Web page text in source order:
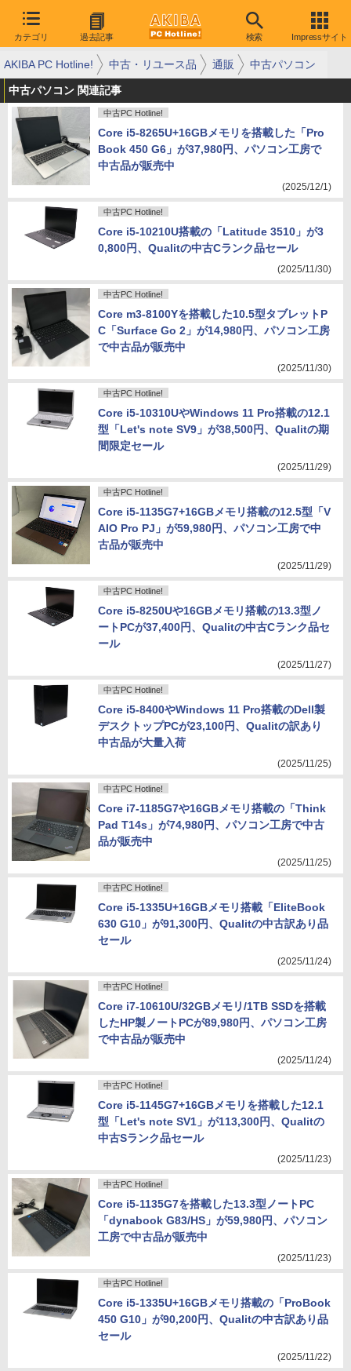
カテゴリ 過去記事 検索 Impressサイト
AKIBA PC Hotline! 中古・リユース品 通販 中古パソコン
中古パソコン 関連記事
中古PC Hotline!
Core i5-8265U+16GBメモリを搭載した「Pro
Book 450 G6」が37,980円、パソコン工房で
中古品が販売中
(2025/12/1)
中古PC Hotline!
Core i5-10210U搭載の「Latitude 3510」が3
0,800円、Qualitの中古Cランク品セール
(2025/11/30)
中古PC Hotline!
Core m3-8100Yを搭載した10.5型タブレットP
C「Surface Go 2」が14,980円、パソコン工房
で中古品が販売中
(2025/11/30)
中古PC Hotline!
Core i5-10310UやWindows 11 Pro搭載の12.1
型「Let's note SV9」が38,500円、Qualitの期
間限定セール
(2025/11/29)
中古PC Hotline!
Core i5-1135G7+16GBメモリ搭載の12.5型「V
AIO Pro PJ」が59,980円、パソコン工房で中
古品が販売中
(2025/11/29)
中古PC Hotline!
Core i5-8250Uや16GBメモリ搭載の13.3型ノ
ートPCが37,400円、Qualitの中古Cランク品セ
ール
(2025/11/27)
中古PC Hotline!
Core i5-8400やWindows 11 Pro搭載のDell製
デスクトップPCが23,100円、Qualitの訳あり
中古品が大量入荷
(2025/11/25)
中古PC Hotline!
Core i7-1185G7や16GBメモリ搭載の「Think
Pad T14s」が74,980円、パソコン工房で中古
品が販売中
(2025/11/25)
中古PC Hotline!
Core i5-1335U+16GBメモリ搭載「EliteBook
630 G10」が91,300円、Qualitの中古訳あり品
セール
(2025/11/24)
中古PC Hotline!
Core i7-10610U/32GBメモリ/1TB SSDを搭載
したHP製ノートPCが89,980円、パソコン工房
で中古品が販売中
(2025/11/24)
中古PC Hotline!
Core i5-1145G7+16GBメモリを搭載した12.1
型「Let's note SV1」が113,300円、Qualitの
中古Sランク品セール
(2025/11/23)
中古PC Hotline!
Core i5-1135G7を搭載した13.3型ノートPC
「dynabook G83/HS」が59,980円、パソコン
工房で中古品が販売中
(2025/11/23)
中古PC Hotline!
Core i5-1335U+16GBメモリ搭載の「ProBook
450 G10」が90,200円、Qualitの中古訳あり品
セール
(2025/11/22)